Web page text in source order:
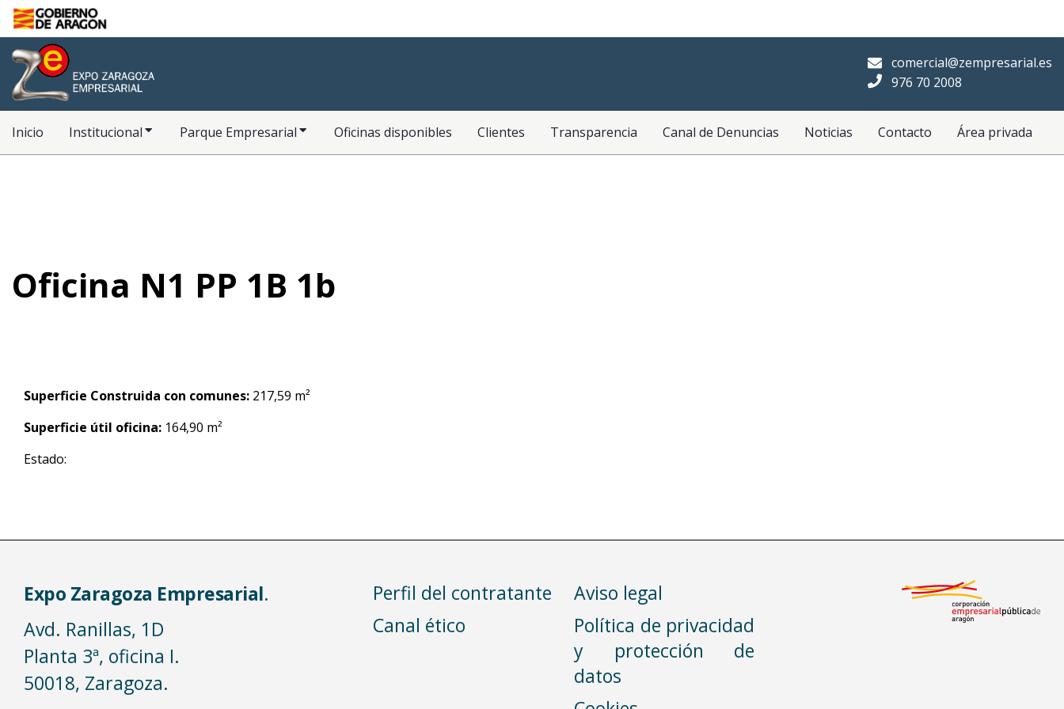
Saltar al contenido principal
comercial@zempresarial.es
976 70 2008
Inicio
Inicio Institucional Parque Empresarial Oficinas disponibles Clientes Transparencia Canal de Denuncias Noticias Contacto Área privada
Oficina N1 PP 1B 1b
Superficie Construida con comunes: 217,59 m²
Superficie útil oficina: 164,90 m²
Estado:
Expo Zaragoza Empresarial.
Avd. Ranillas, 1D
Planta 3ª, oficina I.
50018, Zaragoza.
Perfil del contratante
Canal ético
Aviso legal
Política de privacidad
y protección de
datos